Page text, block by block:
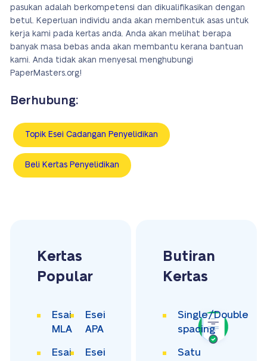
pasukan adalah berkompetensi dan dikualifikasikan dengan
betul. Keperluan individu anda akan membentuk asas untuk
kerja kami pada kertas anda. Anda akan melihat berapa
banyak masa bebas anda akan membantu kerana bantuan
kami. Anda tidak akan menyesal menghubungi
PaperMasters.org!
Berhubung:
Topik Esei Cadangan Penyelidikan
Beli Kertas Penyelidikan
Kertas
Popular
Esai
MLA
Esei
APA
Esai
Esei
Butiran
Kertas
Single/Double
spacing
Satu